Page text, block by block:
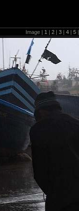
Image | 1 | 2 | 3 | 4 | 5